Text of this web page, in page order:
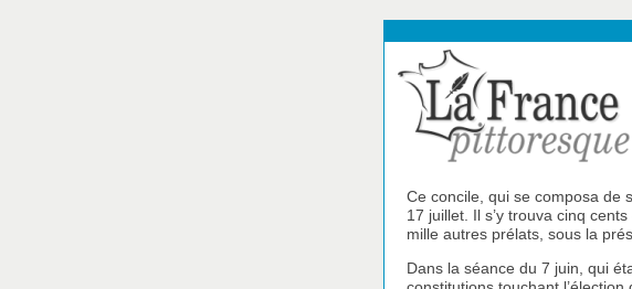
Ce concile, qui se composa de
17 juillet. Il s’y trouva cinq
mille autres prélats, sous la
Dans la séance du 7 juin, qui